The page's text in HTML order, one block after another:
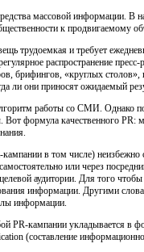
массовой информации. В
к продвигаемому
трудоемкая и требует
распространение
брифингов, «круглых
ли они приносят ожидаемый
работы со СМИ. Однако
формула качественного PR:
в том числе) неизбежно
или через
аудитории. Для того
информации. Другими
информации.
кампании укладывается в
(составление